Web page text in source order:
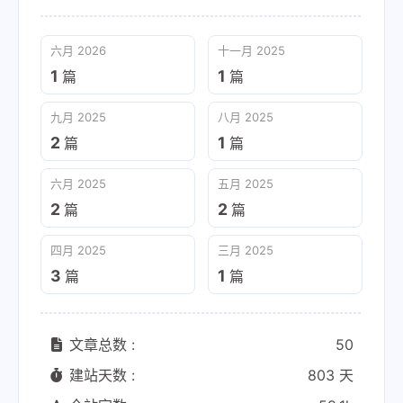
六月 2026
1 篇
十一月 2025
1 篇
九月 2025
2 篇
八月 2025
1 篇
六月 2025
2 篇
五月 2025
2 篇
四月 2025
3 篇
三月 2025
1 篇
文章总数 :
50
建站天数 :
803 天